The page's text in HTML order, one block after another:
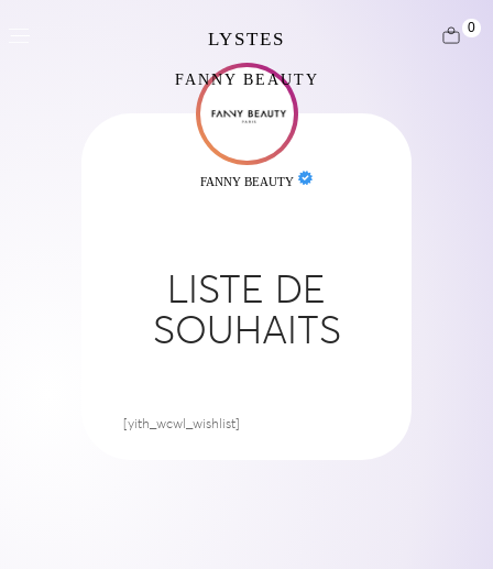
FANNY BEAUTY
0
FANNY BEAUTY
LISTE DE
SOUHAITS
[yith_wcwl_wishlist]